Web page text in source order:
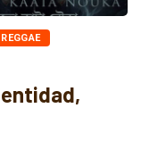
REGGAE